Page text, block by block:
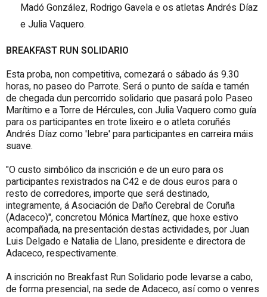
Madó González, Rodrigo Gavela e os atletas Andrés Díaz
e Julia Vaquero.
BREAKFAST RUN SOLIDARIO
Esta proba, non competitiva, comezará o sábado ás 9.30
horas, no paseo do Parrote. Será o punto de saída e tamén
de chegada dun percorrido solidario que pasará polo Paseo
Marítimo e a Torre de Hércules, con Julia Vaquero como guía
para os participantes en trote lixeiro e o atleta coruñés
Andrés Díaz como 'lebre' para participantes en carreira máis
suave.
"O custo simbólico da inscrición e de un euro para os
participantes rexistrados na C42 e de dous euros para o
resto de corredores, importe que será destinado,
integramente, á Asociación de Daño Cerebral de Coruña
(Adaceco)", concretou Mónica Martínez, que hoxe estivo
acompañada, na presentación destas actividades, por Juan
Luis Delgado e Natalia de Llano, presidente e directora de
Adaceco, respectivamente.
A inscrición no Breakfast Run Solidario pode levarse a cabo,
de forma presencial, na sede de Adaceco, así como o venres